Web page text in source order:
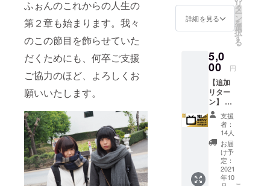
ふぉんのこれからの人生の
第２章も始まります。我々
のこの節目を飾らせていた
だくためにも、何卒ご支援
ご協力のほど、よろしくお
願いいたします。
頂きま
でご注
意くだ
手続き
が漏れ
ていた
ことに
より、
お手紙
を受け
取るこ
とがで
きな
かった
場合で
も、返
変更が
あった
支援金
の払い
戻しは
致しか
ねます
ので予
めご了
承くだ
さい。 -
-申込時
のお願
い-- ※備
考欄に
クレ
ツー
ショッ
れま
す。
5.時間
が許せ
ば通常
の２
ショッ
ト特典
会（別
料金）
も開催
予定で
す。 --
注意事
のリ
ターン
タの送
付を
完了と
なりま
す。万
が一、
ツアー
が延
期、中
止等、
内容に
変更が
あった
ン ・
CD（ク
ラウド
グ限定
ジャケ2
種付
き） ・
ジャケ
仕様の
待ち受
け画像
データ
（Andr
oid,iPho
ne用）
・ 7人
集合
詳細を見る
リ
タ
ー
ン
を
選
択
す
る
5,0
00 円
【追加
リター
ン】 ⑫
極東
コー
ス：
「極東
MV」
ベー
シック
セット
支援
者：
14人
お届
け予
定：
2021
年10